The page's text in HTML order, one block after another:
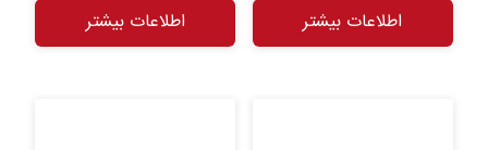
اطلاعات بیشتر اطلاعات بیشتر